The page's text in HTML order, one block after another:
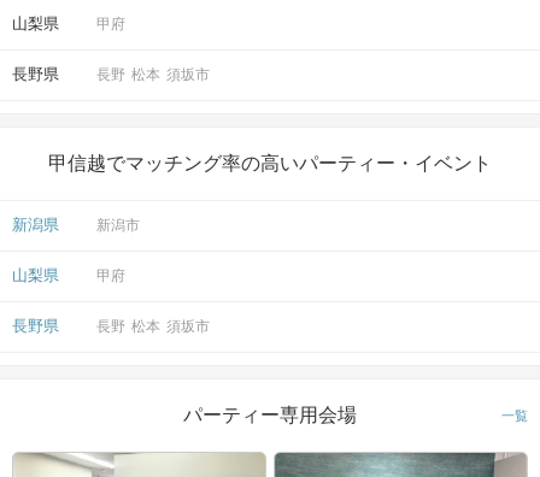
山梨県 甲府
長野県 長野 松本 須坂市
甲信越でマッチング率の高いパーティー・イベント
新潟県 新潟市
山梨県 甲府
長野県 長野 松本 須坂市
パーティー専用会場 一覧